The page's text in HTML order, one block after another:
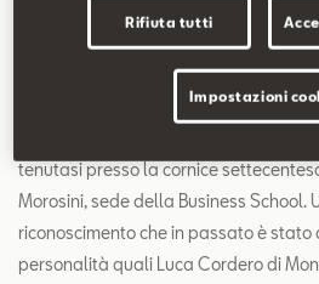
CUOA Business School (Centro
Aziendale) come esempio e modello
votata all’innovazione, alla cultura
valorizzazione del talento. Il
tenutasi presso la cornice
Morosini, sede della Business School.
riconoscimento che in passato è
personalità quali Luca Cordero di
Rifiuta tutti
Impostazioni